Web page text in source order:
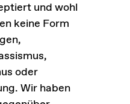
und wohl
keine Form
oder
Wir haben